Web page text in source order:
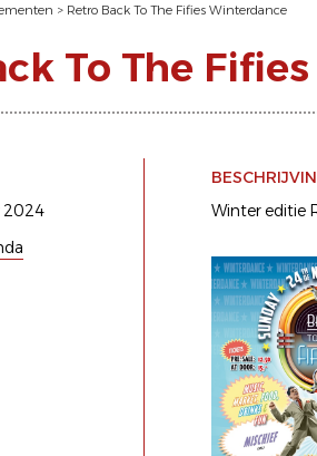
> Retro Back To The Fifies Winterdance
To The
2024
Winter editie